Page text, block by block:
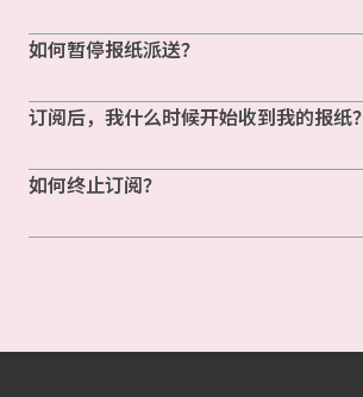
如何暂停报纸派送？
订阅后，我什么时候开始收到我的报纸？
如何终止订阅？